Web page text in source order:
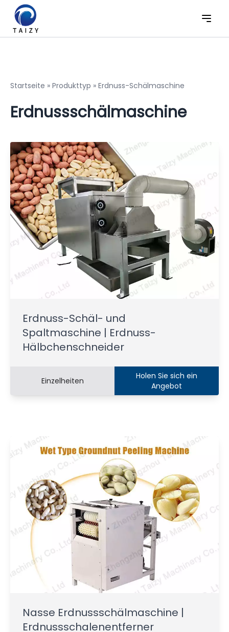
Startseite » Produkttyp » Erdnuss-Schälmaschine
Erdnussschälmaschine
Erdnuss-Schäl- und
Spaltmaschine | Erdnuss-
Hälbchenschneider
Einzelheiten
Holen Sie sich ein
Angebot
Nasse Erdnussschälmaschine |
Erdnussschalenentferner